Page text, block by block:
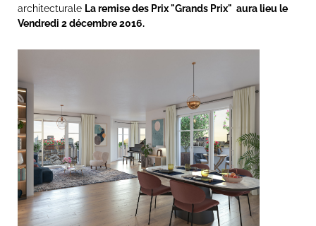
architecturale La remise des Prix "Grands Prix" aura lieu le
Vendredi 2 décembre 2016.